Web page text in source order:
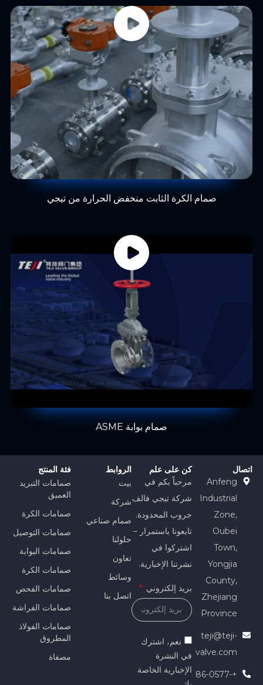
صمام الكرة الثابت منخفض الحرارة من تيجي
صمام بوابة ASME
اتصال
Anfeng
Industrial
Zone,
Oubei
Town,
Yongjia
County,
Zhejiang
Province
teji@teji-
valve.com
+86-0577-
كن على علم
مرحباً بكم في
شركة تيجي فالف
جروب المحدودة.
تابعونا باستمرار –
اشتركوا في
نشرتنا الإخبارية.
بريد إلكتروني
نعم، اشترك
في النشرة
الإخبارية الخاصة
الروابط
بيت
شركة
صمام صناعي
حلولنا
تعاون
وسائط
اتصل بنا
فئة المنتج
صمامات التبريد
العميق
صمامات الكرة
صمامات التوصيل
صمامات البوابة
صمامات الكرة
صمامات الفحص
صمامات الفراشة
صمامات الفولاذ
المطروق
مصفاة